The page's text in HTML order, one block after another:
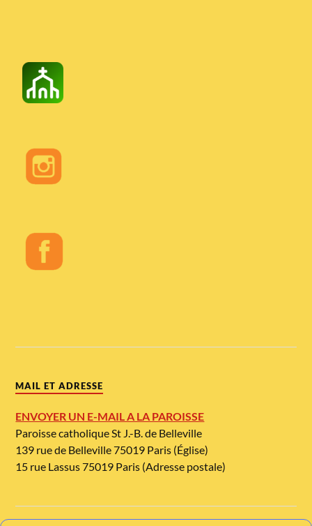
MAIL ET ADRESSE
ENVOYER UN E-MAIL A LA PAROISSE
Paroisse catholique St J.-B. de Belleville
139 rue de Belleville 75019 Paris (Église)
15 rue Lassus 75019 Paris (Adresse postale)